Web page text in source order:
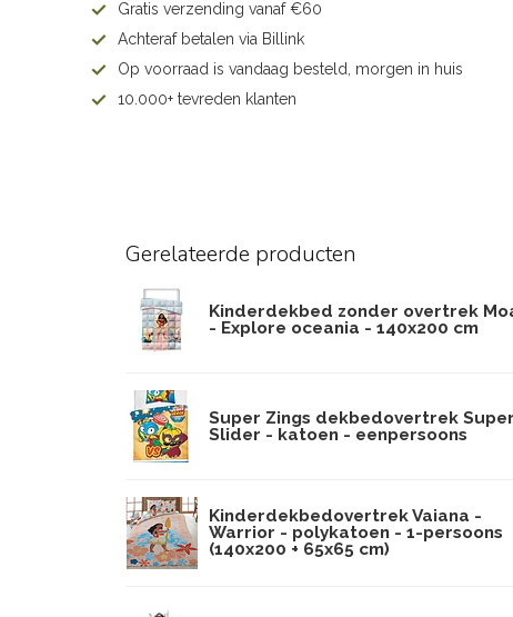
Gratis verzending vanaf €60
Achteraf betalen via Billink
Op voorraad is vandaag besteld, morgen in huis
10.000+ tevreden klanten
Gerelateerde producten
Kinderdekbed zonder overtrek
- Explore oceania - 140x200 cm
Super Zings dekbedovertrek Super
Slider - katoen - eenpersoons
Kinderdekbedovertrek Vaiana -
Warrior - polykatoen - 1-persoons
(140x200 + 65x65 cm)